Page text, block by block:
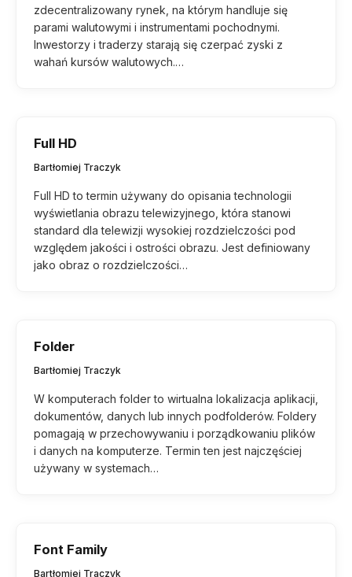
zdecentralizowany rynek, na którym handluje się
parami walutowymi i instrumentami pochodnymi.
Inwestorzy i traderzy starają się czerpać zyski z
wahań kursów walutowych.…
Full HD
Bartłomiej Traczyk
Full HD to termin używany do opisania technologii
wyświetlania obrazu telewizyjnego, która stanowi
standard dla telewizji wysokiej rozdzielczości pod
względem jakości i ostrości obrazu. Jest definiowany
jako obraz o rozdzielczości…
Folder
Bartłomiej Traczyk
W komputerach folder to wirtualna lokalizacja aplikacji,
dokumentów, danych lub innych podfolderów. Foldery
pomagają w przechowywaniu i porządkowaniu plików
i danych na komputerze. Termin ten jest najczęściej
używany w systemach…
Font Family
Bartłomiej Traczyk